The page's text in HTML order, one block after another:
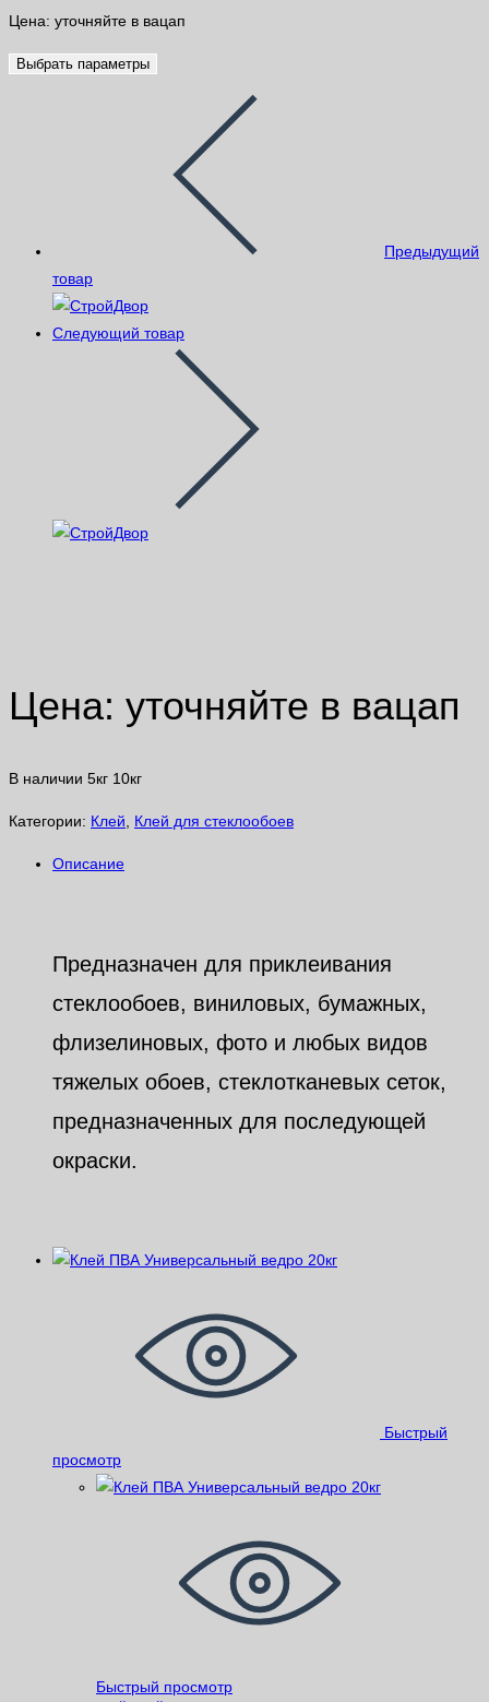
Цена: уточняйте в вацап
Выбрать параметры
Предыдущий
товар
Следующий товар
Цена: уточняйте в вацап
В наличии 5кг 10кг
Категории: Клей Клей для стеклообоев
Описание
Предназначен для приклеивания
стеклообоев, виниловых, бумажных,
флизелиновых, фото и любых видов
тяжелых обоев, стеклотканевых сеток,
предназначенных для последующей
окраски.
Быстрый
просмотр
Быстрый просмотр